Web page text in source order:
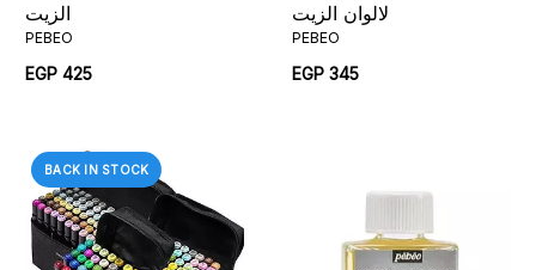
الزيت
PEBEO
EGP 425
لالوان الزيت
PEBEO
EGP 345
BACK IN STOCK